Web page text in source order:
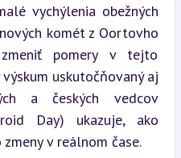
vychýlenia obežných
komét z Oortovho
pomery v tejto
uskutočňovaný aj
a českých vedcov
Day) ukazuje, ako
v reálnom čase.